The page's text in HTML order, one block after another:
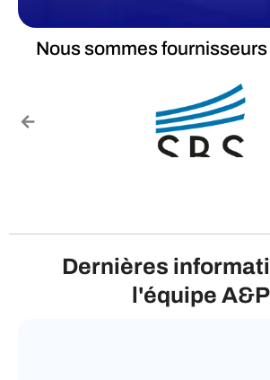
Nous sommes fournisseurs
Dernières
l'équipe A&P